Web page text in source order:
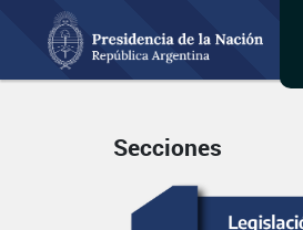
Secciones